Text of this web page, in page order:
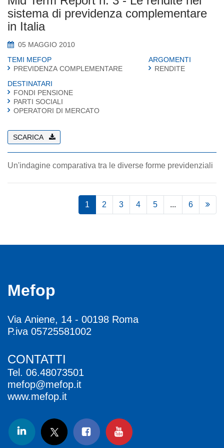
sistema di previdenza complementare
in Italia
05 MAGGIO 2010
TEMI MEFOP
PREVIDENZA COMPLEMENTARE
ARGOMENTI
RENDITE
DESTINATARI
FONDI PENSIONE
PARTI SOCIALI
OPERATORI DI MERCATO
SCARICA
Un'indagine comparativa tra le diverse forme previdenziali
1 2 3 4 5 ... 6
Mefop
Via Aniene, 14 - 00198 Roma
P.iva 05725581002
CONTATTI
Tel. 06.48073501
mefop@mefop.it
www.mefop.it